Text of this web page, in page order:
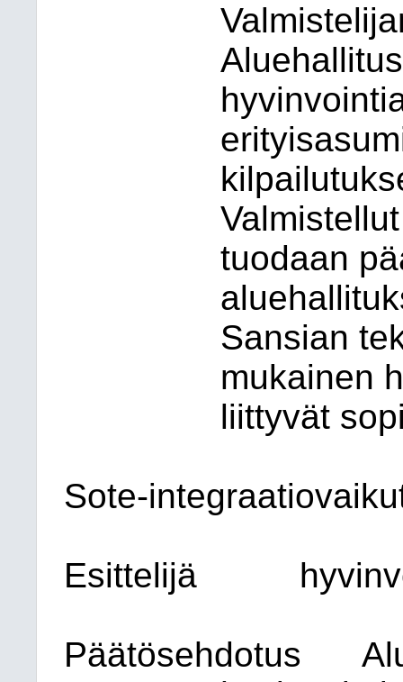
tuodaan
Sansian
mukainen
liittyvät
Sote-
Esittelijä
Päätösehdotus